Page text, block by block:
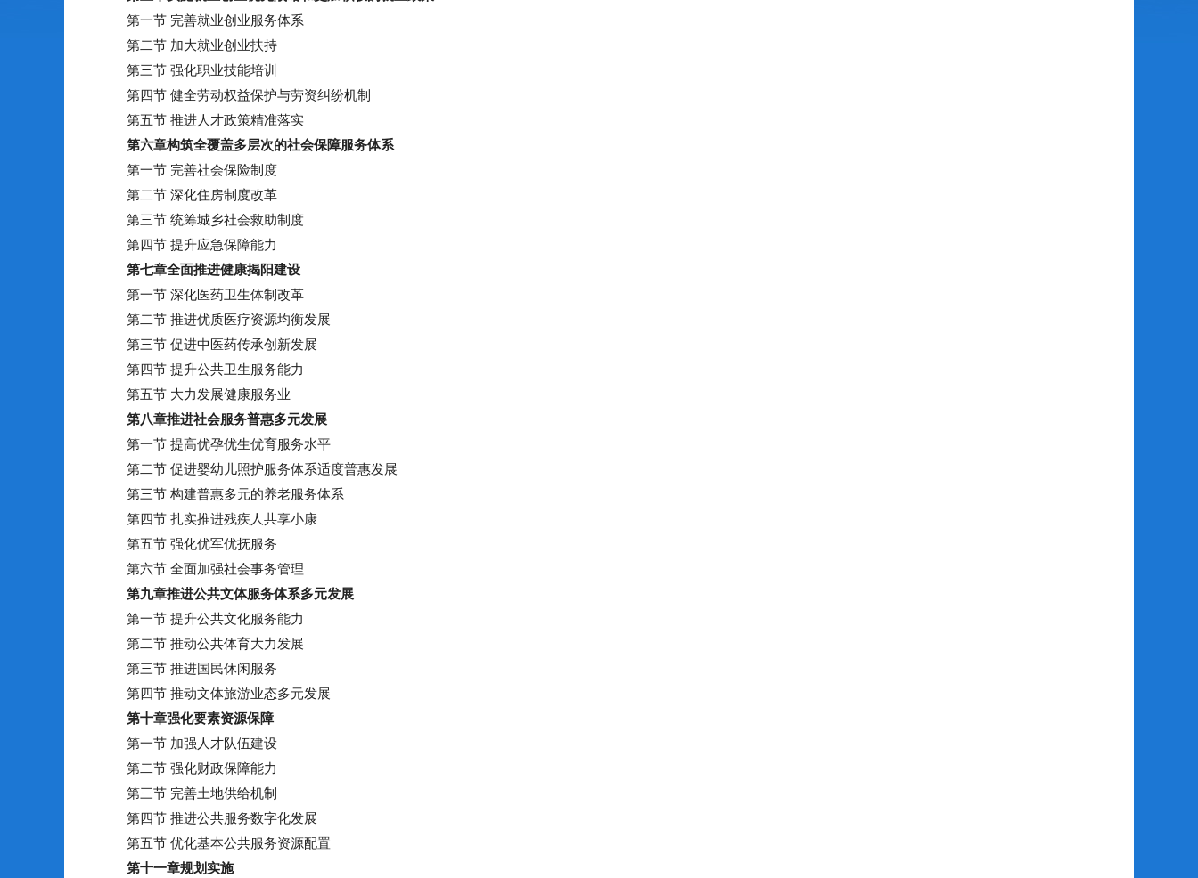
第一节 完善就业创业服务体系
第二节 加大就业创业扶持
第三节 强化职业技能培训
第四节 健全劳动权益保护与劳资纠纷机制
第五节 推进人才政策精准落实
第六章构筑全覆盖多层次的社会保障服务体系
第一节 完善社会保险制度
第二节 深化住房制度改革
第三节 统筹城乡社会救助制度
第四节 提升应急保障能力
第七章全面推进健康揭阳建设
第一节 深化医药卫生体制改革
第二节 推进优质医疗资源均衡发展
第三节 促进中医药传承创新发展
第四节 提升公共卫生服务能力
第五节 大力发展健康服务业
第八章推进社会服务普惠多元发展
第一节 提高优孕优生优育服务水平
第二节 促进婴幼儿照护服务体系适度普惠发展
第三节 构建普惠多元的养老服务体系
第四节 扎实推进残疾人共享小康
第五节 强化优军优抚服务
第六节 全面加强社会事务管理
第九章推进公共文体服务体系多元发展
第一节 提升公共文化服务能力
第二节 推动公共体育大力发展
第三节 推进国民休闲服务
第四节 推动文体旅游业态多元发展
第十章强化要素资源保障
第一节 加强人才队伍建设
第二节 强化财政保障能力
第三节 完善土地供给机制
第四节 推进公共服务数字化发展
第五节 优化基本公共服务资源配置
第十一章规划实施